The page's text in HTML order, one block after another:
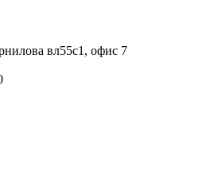
вл55с1, офис 7